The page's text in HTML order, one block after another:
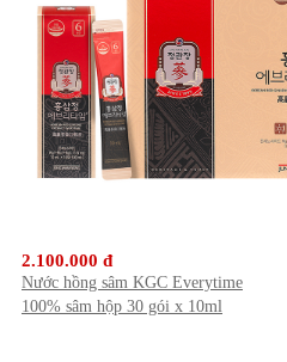
2.100.000 đ
Nước hồng sâm KGC Everytime
100% sâm hộp 30 gói x 10ml